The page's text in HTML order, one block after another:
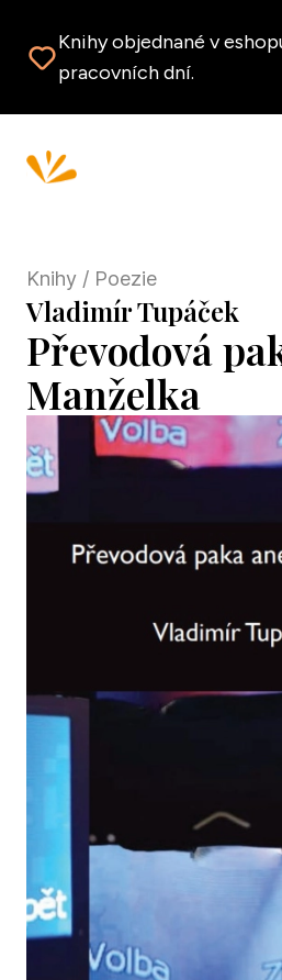
Knihy objednané v
pracovních dní.
Knihy / Poezie
Vladimír Tupáček
Převodová
Manželka